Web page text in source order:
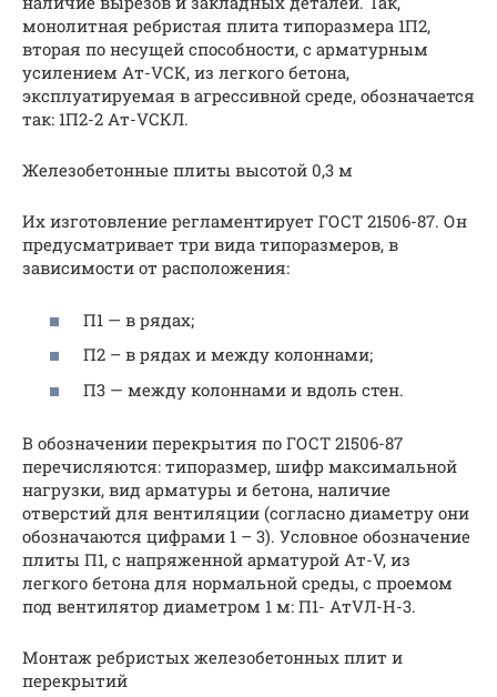
монолитная ребристая плита типоразмера 1П2,
вторая по несущей способности, с арматурным
усилением Ат-VСК, из легкого бетона,
эксплуатируемая в агрессивной среде, обозначается
так: 1П2-2 Ат-VСКЛ.
Железобетонные плиты высотой 0,3 м
Их изготовление регламентирует ГОСТ 21506-87. Он
предусматривает три вида типоразмеров, в
зависимости от расположения:
П1 — в рядах;
П2 – в рядах и между колоннами;
П3 — между колоннами и вдоль стен.
В обозначении перекрытия по ГОСТ 21506-87
перечисляются: типоразмер, шифр максимальной
нагрузки, вид арматуры и бетона, наличие
отверстий для вентиляции (согласно диаметру они
обозначаются цифрами 1 – 3). Условное обозначение
плиты П1, с напряженной арматурой Ат-V, из
легкого бетона для нормальной среды, с проемом
под вентилятор диаметром 1 м: П1- АтVЛ-Н-3.
Монтаж ребристых железобетонных плит и
перекрытий